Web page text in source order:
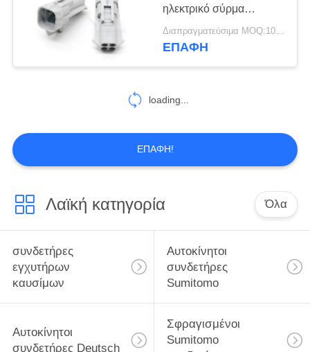
Αυτοκίνητοι
101
αυτοκίνητοι
ηλεκτρικοί
συνδετήρες
1303
ηλεκτρικό σύρμα
συνδετήρες
συσσωρευτές για
Διαπραγματεύσιμα MOQ:100 μονάδες
ΕΠΑΦΉ
loading...
ΕΠΑΦΉ!
Λαϊκή κατηγορία Όλα
συνδετήρες
εγχυτήρων
καυσίμων
Αυτοκίνητοι
συνδετήρες
Sumitomo
Αυτοκίνητοι
συνδετήρες Deutsch
Σφραγισμένοι
Sumitomo